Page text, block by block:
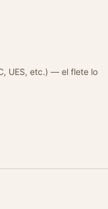
UES, etc.) — el flete lo